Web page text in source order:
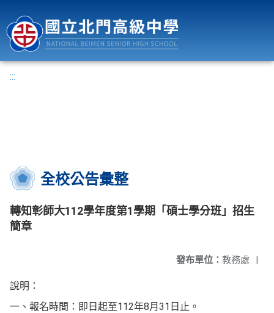
:::
全校公告彙整
轉知彰師大112學年度第1學期「碩士學分班」招生
簡章
發布單位： 教務處 |
說明：
一、報名時間：即日起至112年8月31日止。